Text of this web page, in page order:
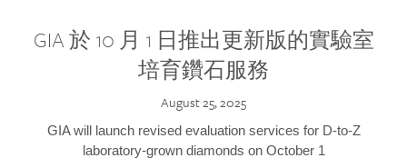
GIA 於 10 月 1 日推出更新版的實驗室
培育鑽石服務
August 25, 2025
GIA will launch revised evaluation services for D-to-Z
laboratory-grown diamonds on October 1